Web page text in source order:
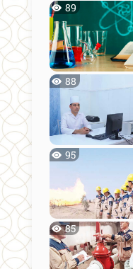
89
88
95
85